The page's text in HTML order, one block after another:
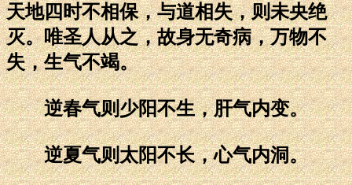
天地四时不相保，与道相失，则未央绝
灭。唯圣人从之，故身无奇病，万物不
失，生气不竭。
逆春气则少阳不生，肝气内变。
逆夏气则太阳不长，心气内洞。